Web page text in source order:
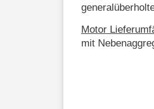
Motor
mit